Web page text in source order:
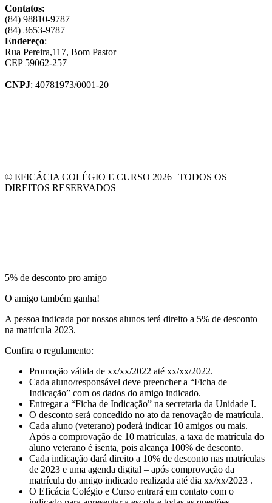
Contatos:
(84) 98810-9787
(84) 3653-9787
Endereço:
Rua Pereira,117, Bom Pastor
CEP 59062-257
CNPJ: 40781973/0001-20
© EFICÁCIA COLÉGIO E CURSO 2026 | TODOS OS
DIREITOS RESERVADOS
5% de desconto pro amigo
O amigo também ganha!
A pessoa indicada por nossos alunos terá direito a 5% de desconto
na matrícula 2023.
Confira o regulamento:
Promoção válida de xx/xx/2022 até xx/xx/2022.
Cada aluno/responsável deve preencher a “Ficha de
Indicação” com os dados do amigo indicado.
Entregar a “Ficha de Indicação” na secretaria da Unidade I.
O desconto será concedido no ato da renovação de matrícula.
Cada aluno (veterano) poderá indicar 10 amigos ou mais.
Após a comprovação de 10 matrículas, a taxa de matrícula do
aluno veterano é isenta, pois alcança 100% de desconto.
Cada indicação dará direito a 10% de desconto nas matrículas
de 2023 e uma agenda digital – após comprovação da
matrícula do amigo indicado realizada até dia xx/xx/2023 .
O Eficácia Colégio e Curso entrará em contato com o